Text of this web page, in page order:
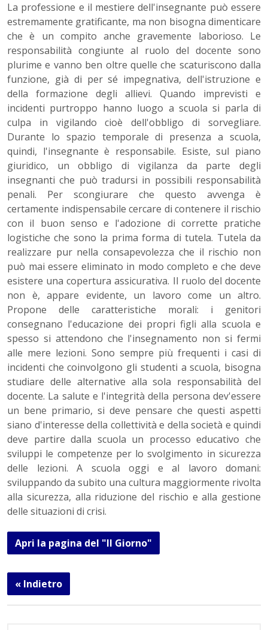
La professione e il mestiere dell'insegnante può essere
estremamente gratificante, ma non bisogna dimenticare
che è un compito anche gravemente laborioso. Le
responsabilità congiunte al ruolo del docente sono
plurime e vanno ben oltre quelle che scaturiscono dalla
funzione, già di per sé impegnativa, dell'istruzione e
della formazione degli allievi. Quando imprevisti e
incidenti purtroppo hanno luogo a scuola si parla di
culpa in vigilando cioè dell'obbligo di sorvegliare.
Durante lo spazio temporale di presenza a scuola,
quindi, l'insegnante è responsabile. Esiste, sul piano
giuridico, un obbligo di vigilanza da parte degli
insegnanti che può tradursi in possibili responsabilità
penali. Per scongiurare che questo avvenga è
certamente indispensabile cercare di contenere il rischio
con il buon senso e l'adozione di corrette pratiche
logistiche che sono la prima forma di tutela. Tutela da
realizzare pur nella consapevolezza che il rischio non
può mai essere eliminato in modo completo e che deve
esistere una copertura assicurativa. Il ruolo del docente
non è, appare evidente, un lavoro come un altro.
Propone delle caratteristiche morali: i genitori
consegnano l'educazione dei propri figli alla scuola e
spesso si attendono che l'insegnamento non si fermi
alle mere lezioni. Sono sempre più frequenti i casi di
incidenti che coinvolgono gli studenti a scuola, bisogna
studiare delle alternative alla sola responsabilità del
docente. La salute e l'integrità della persona dev'essere
un bene primario, si deve pensare che questi aspetti
siano d'interesse della collettività e della società e quindi
deve partire dalla scuola un processo educativo che
sviluppi le competenze per lo svolgimento in sicurezza
delle lezioni. A scuola oggi e al lavoro domani:
sviluppando da subito una cultura maggiormente rivolta
alla sicurezza, alla riduzione del rischio e alla gestione
delle situazioni di crisi.
Apri la pagina del "Il Giorno"
« Indietro